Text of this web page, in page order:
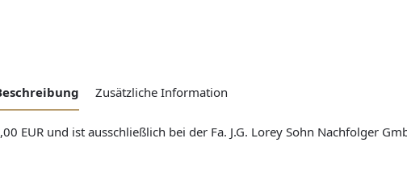
Zusätzliche Information
und ist ausschließlich bei der Fa. J.G. Lorey Sohn Nachfolger